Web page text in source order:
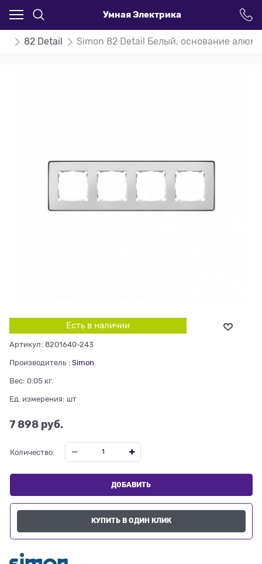
Умная Электрика
82 Detail Simon 82 Detail Белый, основание
Есть в наличии
Артикул: 8201640-243
Производитель : Simon
Вес: 0.05 кг.
Ед. измерения: шт
7 898 руб.
Количество:
ДОБАВИТЬ
КУПИТЬ В ОДИН КЛИК